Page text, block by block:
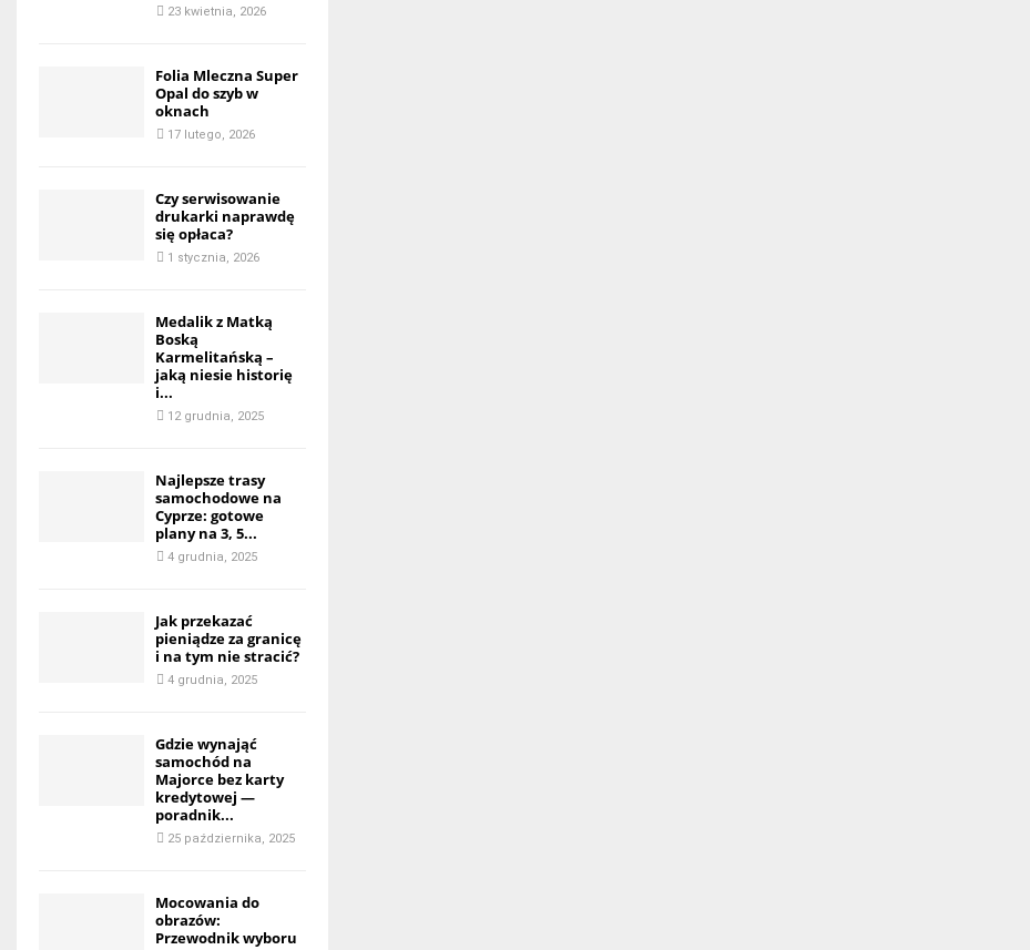
23 kwietnia, 2026
Folia Mleczna Super
Opal do szyb w
oknach
17 lutego, 2026
Czy serwisowanie
drukarki naprawdę
się opłaca?
1 stycznia, 2026
Medalik z Matką
Boską
Karmelitańską –
jaką niesie historię
i...
12 grudnia, 2025
Najlepsze trasy
samochodowe na
Cyprze: gotowe
plany na 3, 5...
4 grudnia, 2025
Jak przekazać
pieniądze za granicę
i na tym nie stracić?
4 grudnia, 2025
Gdzie wynająć
samochód na
Majorce bez karty
kredytowej —
poradnik...
25 października, 2025
Mocowania do
obrazów:
Przewodnik wyboru